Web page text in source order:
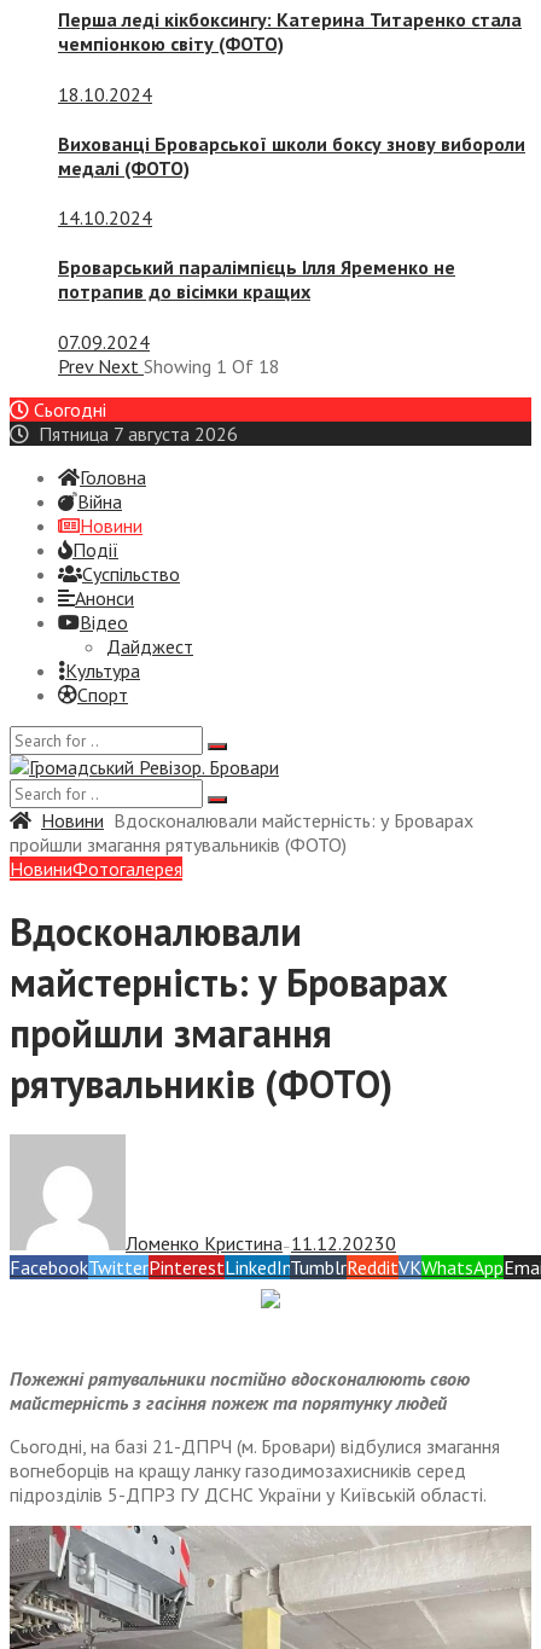
Перша леді кікбоксингу: Катерина Титаренко стала
чемпіонкою світу (ФОТО)
18.10.2024
Вихованці Броварської школи боксу знову вибороли
медалі (ФОТО)
14.10.2024
Броварський паралімпієць Ілля Яременко не
потрапив до вісімки кращих
07.09.2024
Prev Next Showing 1 Of 18
Сьогодні
Пятница 7 августа 2026
Головна
Війна
Новини
Події
Суспiльство
Анонси
Відео
Дайджест
Культура
Спорт
Новини Вдосконалювали майстерність: у Броварах
пройшли змагання рятувальників (ФОТО)
НовиниФотогалерея
Вдосконалювали
майстерність: у Броварах
пройшли змагання
рятувальників (ФОТО)
Ломенко Кристина— 11.12.20230
FacebookTwitterPinterestLinkedInTumblrRedditVKWhatsApp
Пожежні рятувальники постійно вдосконалюють свою
майстерність з гасіння пожеж та порятунку людей
Сьогодні, на базі 21-ДПРЧ (м. Бровари) відбулися змагання
вогнеборців на кращу ланку газодимозахисників серед
підрозділів 5-ДПРЗ ГУ ДСНС України у Київській області.